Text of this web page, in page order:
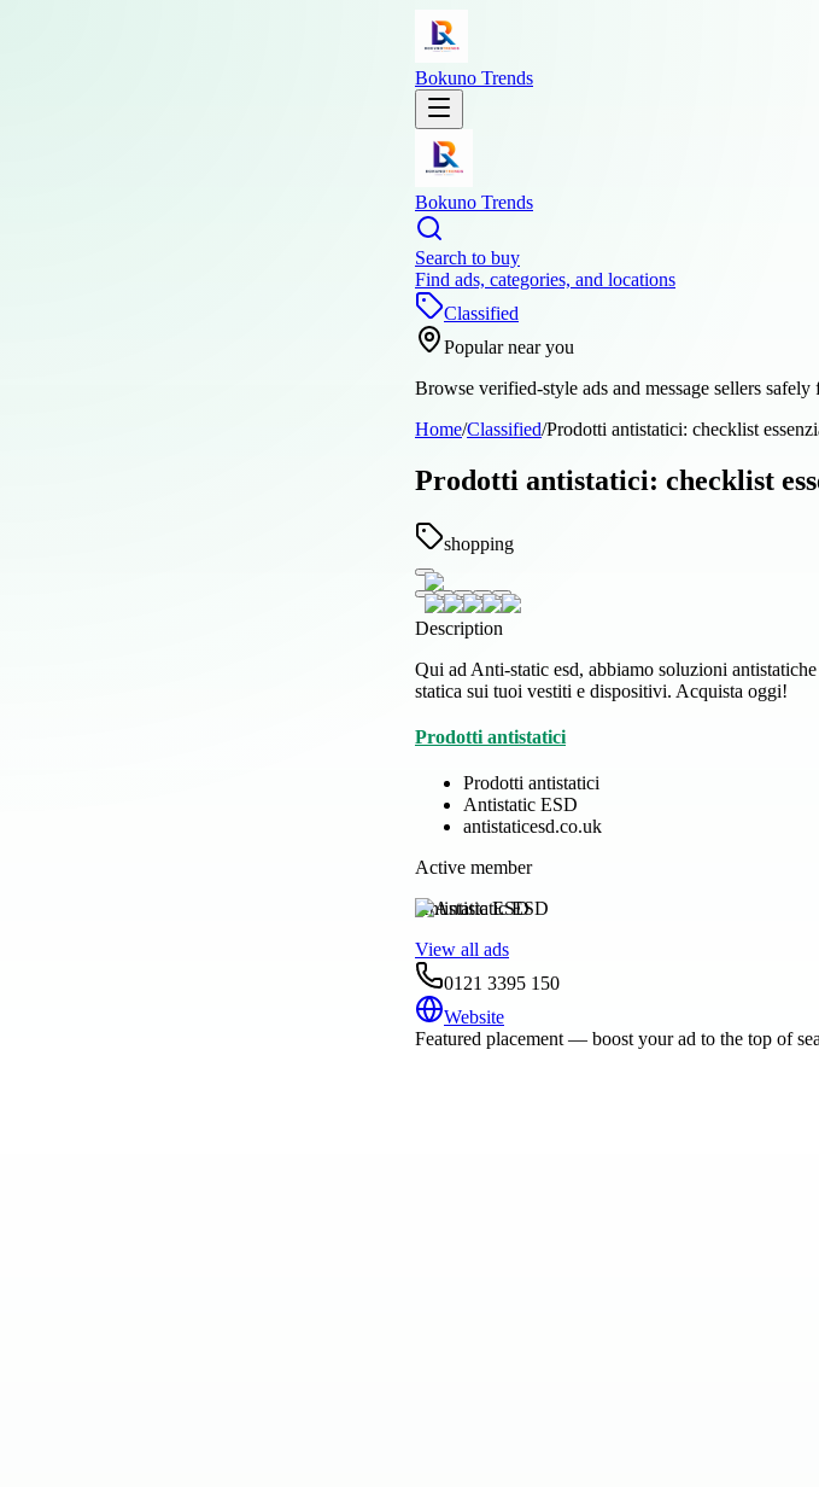
Bokuno Trends
Bokuno Trends
Search to buy
Find ads, categories, and locations
Classified
Popular near you
Browse verified-style ads and message sellers
Home/Classified/Prodotti antistatici: checklist
Prodotti antistatici: checklist
shopping
Description
Qui ad Anti-static esd, abbiamo soluzioni
statica sui tuoi vestiti e dispositivi. Acquista oggi!
Prodotti antistatici
Prodotti antistatici
Antistatic ESD
antistaticesd.co.uk
Active member
Antistatic ESD
View all ads
0121 3395 150
Website
Featured placement — boost your ad to the top of